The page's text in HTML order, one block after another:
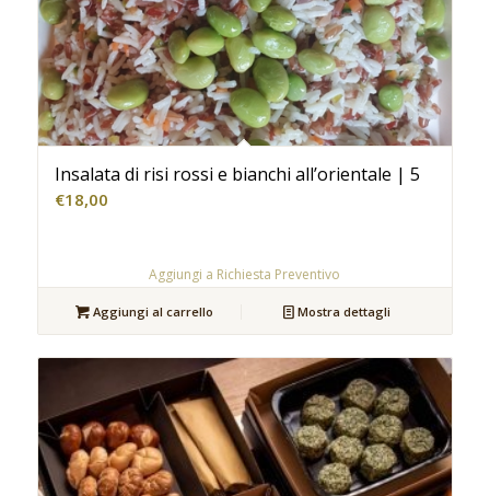
Insalata di risi rossi e bianchi all’orientale | 5
€18,00
Aggiungi a Richiesta Preventivo
Aggiungi al carrello Mostra dettagli